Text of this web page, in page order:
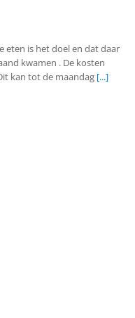
eten is het doel en dat daar
kwamen . De kosten
kan tot de maandag [...]